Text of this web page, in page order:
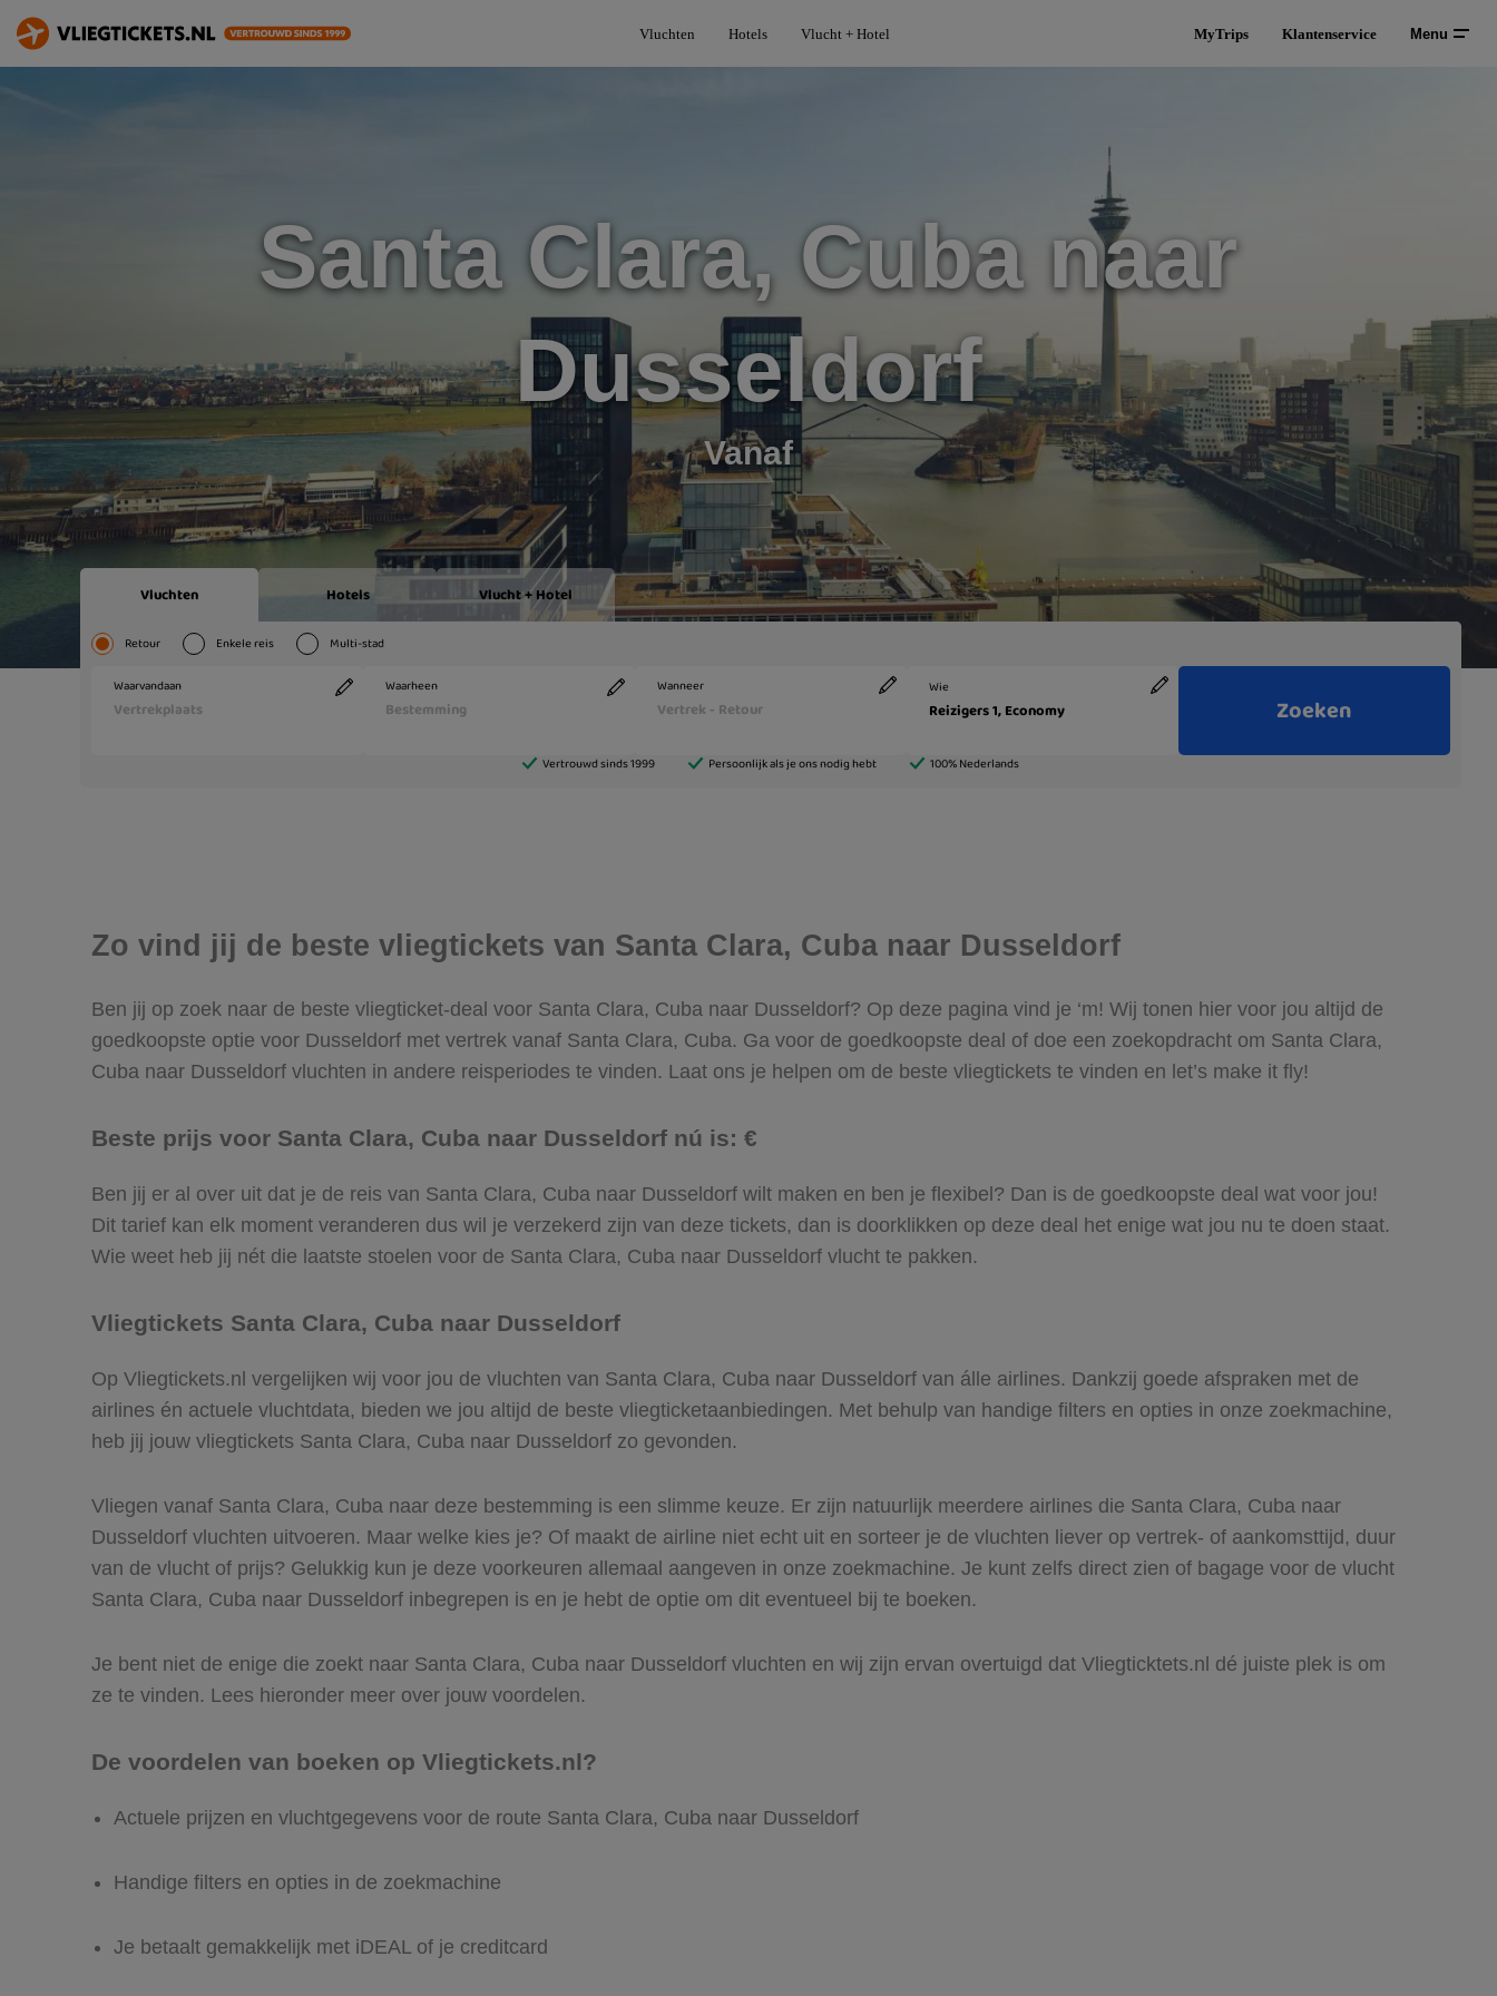
Vluchten Hotels Vlucht + Hotel MyTrips Klantenservice Menu
Santa Clara, Cuba naar
Dusseldorf
Vanaf
Zo vind jij de beste vliegtickets van Santa Clara, Cuba naar Dusseldorf
Ben jij op zoek naar de beste vliegticket-deal voor Santa Clara, Cuba naar Dusseldorf? Op deze pagina vind je ‘m! Wij tonen hier voor jou altijd de
goedkoopste optie voor Dusseldorf met vertrek vanaf Santa Clara, Cuba. Ga voor de goedkoopste deal of doe een zoekopdracht om Santa Clara,
Cuba naar Dusseldorf vluchten in andere reisperiodes te vinden. Laat ons je helpen om de beste vliegtickets te vinden en let’s make it fly!
Beste prijs voor Santa Clara, Cuba naar Dusseldorf nú is: €
Ben jij er al over uit dat je de reis van Santa Clara, Cuba naar Dusseldorf wilt maken en ben je flexibel? Dan is de goedkoopste deal wat voor jou!
Dit tarief kan elk moment veranderen dus wil je verzekerd zijn van deze tickets, dan is doorklikken op deze deal het enige wat jou nu te doen staat.
Wie weet heb jij nét die laatste stoelen voor de Santa Clara, Cuba naar Dusseldorf vlucht te pakken.
Vliegtickets Santa Clara, Cuba naar Dusseldorf
Op Vliegtickets.nl vergelijken wij voor jou de vluchten van Santa Clara, Cuba naar Dusseldorf van álle airlines. Dankzij goede afspraken met de
airlines én actuele vluchtdata, bieden we jou altijd de beste vliegticketaanbiedingen. Met behulp van handige filters en opties in onze zoekmachine,
heb jij jouw vliegtickets Santa Clara, Cuba naar Dusseldorf zo gevonden.
Vliegen vanaf Santa Clara, Cuba naar deze bestemming is een slimme keuze. Er zijn natuurlijk meerdere airlines die Santa Clara, Cuba naar
Dusseldorf vluchten uitvoeren. Maar welke kies je? Of maakt de airline niet echt uit en sorteer je de vluchten liever op vertrek- of aankomsttijd, duur
van de vlucht of prijs? Gelukkig kun je deze voorkeuren allemaal aangeven in onze zoekmachine. Je kunt zelfs direct zien of bagage voor de vlucht
Santa Clara, Cuba naar Dusseldorf inbegrepen is en je hebt de optie om dit eventueel bij te boeken.
Je bent niet de enige die zoekt naar Santa Clara, Cuba naar Dusseldorf vluchten en wij zijn ervan overtuigd dat Vliegticktets.nl dé juiste plek is om
ze te vinden. Lees hieronder meer over jouw voordelen.
De voordelen van boeken op Vliegtickets.nl?
Actuele prijzen en vluchtgegevens voor de route Santa Clara, Cuba naar Dusseldorf
Handige filters en opties in de zoekmachine
Je betaalt gemakkelijk met iDEAL of je creditcard